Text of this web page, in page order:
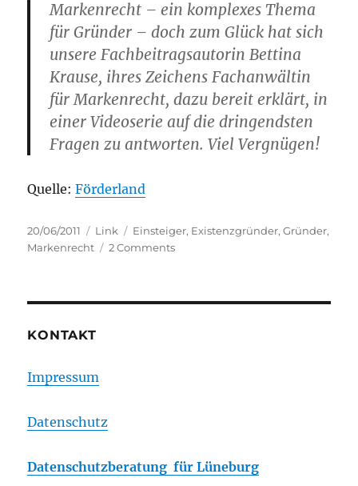
Markenrecht – ein komplexes Thema
für Gründer – doch zum Glück hat sich
unsere Fachbeitragsautorin Bettina
Krause, ihres Zeichens Fachanwältin
für Markenrecht, dazu bereit erklärt, in
einer Videoserie auf die dringendsten
Fragen zu antworten. Viel Vergnügen!
Quelle:Förderland
Posted
on
20/06/2011 Categories
Link Tags
Einsteiger, Existenzgründer,Gründer,
Markenrecht
2 Commentson
KONTAKT
Impressum
Datenschutz
Datenschutzberatung für Lüneburg